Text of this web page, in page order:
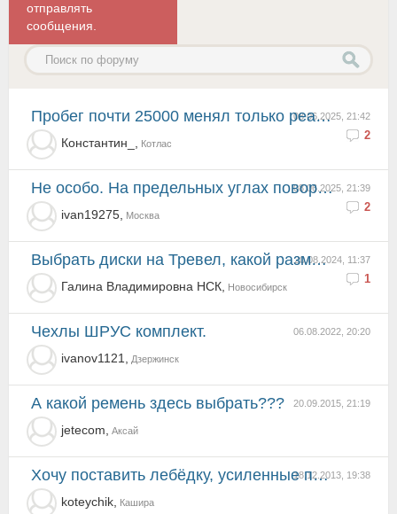
отправлять
сообщения.
08.06.2025, 21:42
2
Пробег почти 25000 менял только реактивные штанги и расширительный бачек охлаждающей жидкости.
Константин_, Котлас
08.06.2025, 21:39
2
Не особо. На предельных углах поворота ГУР чуть гудит, но после замены жидкости и это прекратилось
ivan19275, Москва
20.08.2024, 11:37
1
Выбрать диски на Тревел, какой размер ЦО подойдет
Галина Владимировна НСК, Новосибирск
06.08.2022, 20:20
Чехлы ШРУС комплект.
ivanov1121, Дзержинск
20.09.2015, 21:19
А какой ремень здесь выбрать???
jetecom, Аксай
18.12.2013, 19:38
Хочу поставить лебёдку, усиленные передние пружины, т.к. лебёдка чтото весит. И что скажите про шрус...
koteychik, Кашира